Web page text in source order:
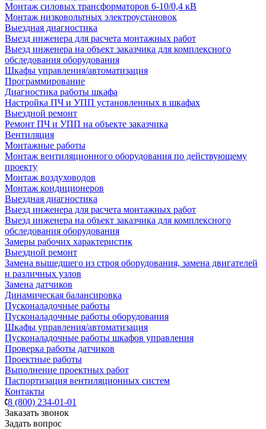
Монтаж силовых трансформаторов 6-10/0,4 кВ
Монтаж низковольтных электроустановок
Выездная диагностика
Выезд инженера для расчета монтажных работ
Выезд инженера на объект заказчика для комплексного
обследования оборудования
Шкафы управления/автоматизация
Программирование
Диагностика работы шкафа
Настройка ПЧ и УПП установленных в шкафах
Выездной ремонт
Ремонт ПЧ и УПП на объекте заказчика
Вентиляция
Монтажные работы
Монтаж вентиляционного оборудования по действующему
проекту
Монтаж воздуховодов
Монтаж кондиционеров
Выездная диагностика
Выезд инженера для расчета монтажных работ
Выезд инженера на объект заказчика для комплексного
обследования оборудования
Замеры рабочих характеристик
Выездной ремонт
Замена вышедшего из строя оборудования, замена двигателей
и различных узлов
Замена датчиков
Динамическая балансировка
Пусконаладочные работы
Пусконаладочные работы оборудования
Шкафы управления/автоматизация
Пусконаладочные работы шкафов управления
Проверка работы датчиков
Проектные работы
Выполнение проектных работ
Паспортизация вентиляционных систем
Контакты
8 (800) 234-01-01
Заказать звонок
Задать вопрос